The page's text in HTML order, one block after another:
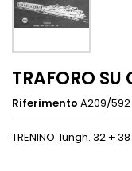
TRAFORO
Riferimento A209/592
TRENINO lungh. 32 +